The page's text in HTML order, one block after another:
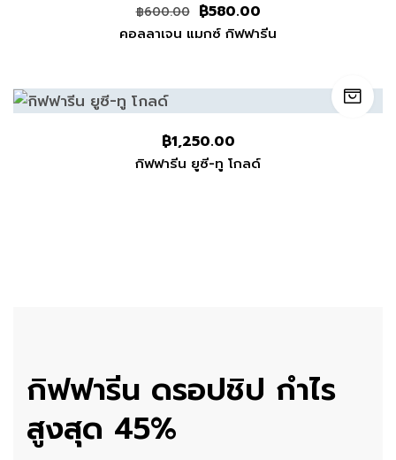
฿600.00 ฿580.00
คอลลาเจน แมกซ์ กิฟฟารีน
฿1,250.00
กิฟฟารีน ยูซี-ทู โกลด์
กิฟฟารีน ดรอปชิป กำไร
สูงสุด 45%